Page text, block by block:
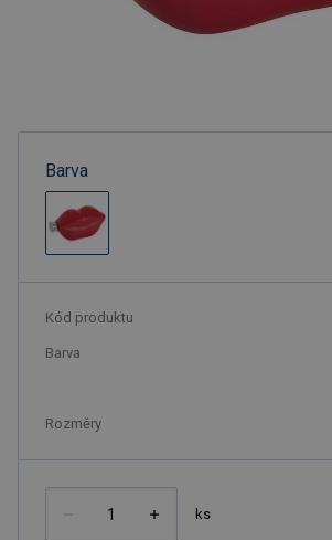
Barva
Kód produktu
Barva
Rozměry
ks